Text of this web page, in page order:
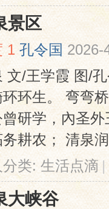
景区
1 孔令国 2026-
文/王学霞 图/
环生。 弯弯
研学，內圣
务耕农； 清泉
分类: 生活点滴 |
大峡谷